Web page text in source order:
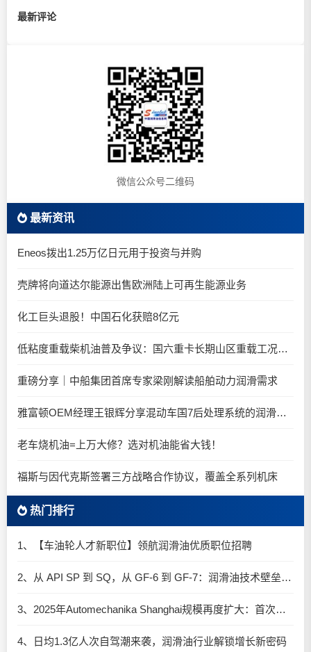
最新评论
微信公众号二维码
最新资讯
Eneos拨出1.25万亿日元用于投资与并购
壳牌将向道达尔能源出售欧洲陆上可再生能源业务
化工巨头退股！中国石化获赔8亿元
低粘度重载柴机油普及争议：国六重卡长期山区重载工况是否适合0W-20柴油机油？
重磅分享｜中船集团首席专家梁刚解读船舶动力润滑需求
雅富顿OEM经理王银辉分享混动车国7后处理系统的润滑油要求
老车烧机油=上万大修？选对机油能省大钱！
福斯与因代克斯签署三方战略合作协议，覆盖全系列机床
热门排行
1、【车油轮人才新职位】领航润滑油优质职位招聘
2、从 API SP 到 SQ，从 GF-6 到 GF-7：润滑油技术壁垒再升高，你准备好了吗？
3、2025年Automechanika Shanghai规模再度扩大：首次启用国家会展中心（上海）全部15个展馆
4、日均1.3亿人次自驾潮来袭，润滑油行业解锁增长新密码​